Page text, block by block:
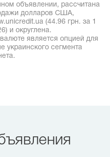
объявлении, рассчитана
долларов США,
(44.96 грн. за 1
и округлена.
является опцией для
украинского сегмента